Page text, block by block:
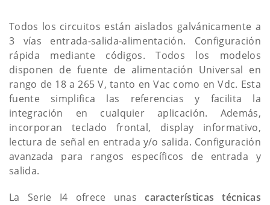
Todos los circuitos están aislados galvánicamente a
3 vías entrada-salida-alimentación. Configuración
rápida mediante códigos. Todos los modelos
disponen de fuente de alimentación Universal en
rango de 18 a 265 V, tanto en Vac como en Vdc. Esta
fuente simplifica las referencias y facilita la
integración en cualquier aplicación. Además,
incorporan teclado frontal, display informativo,
lectura de señal en entrada y/o salida. Configuración
avanzada para rangos específicos de entrada y
salida.
La Serie I4 ofrece unascaracterísticas técnicas